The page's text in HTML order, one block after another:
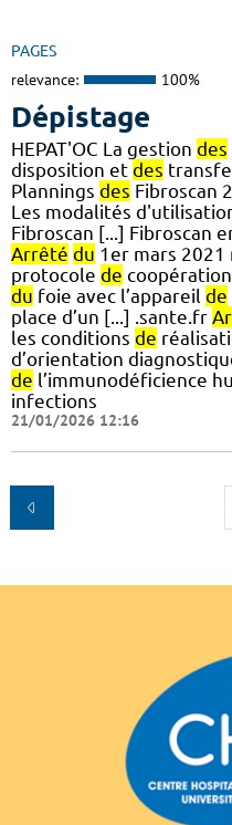
PAGES
relevance: 100%
Dépistage
HEPAT'OC La gestion des
disposition et des
Plannings des Fibroscan
Les modalités
Fibroscan [...] Fibroscan
Arrêté du 1er mars
protocole de
du foie avec l’appareil de
place d’un [...] .sante.fr
les conditions de
d’orientation
de l’immunodéficience
infections
21/01/2026 12:16